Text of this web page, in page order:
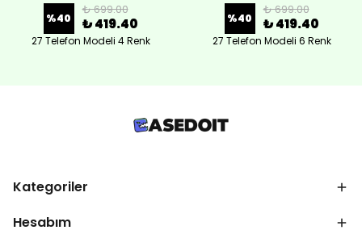
%40
₺ 699.00
₺ 419.40
27 Telefon Modeli 4 Renk
%40
₺ 699.00
₺ 419.40
27 Telefon Modeli 6 Renk
Kategoriler
Hesabım